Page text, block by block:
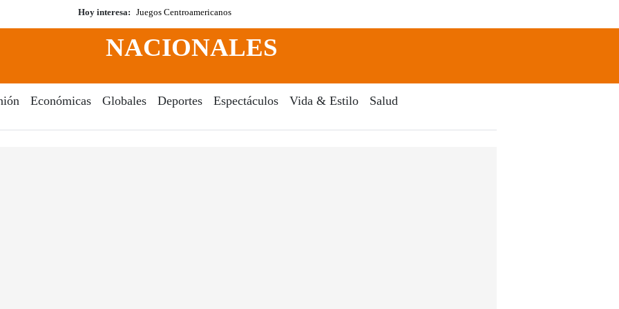
Hoy interesa: Juegos Centroamericanos
Search
NACIONALES
Económicas Globales Deportes Espectáculos Vida & Estilo Salud